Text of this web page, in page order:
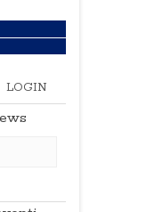
LOGIN